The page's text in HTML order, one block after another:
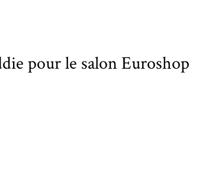
pour le salon Euroshop